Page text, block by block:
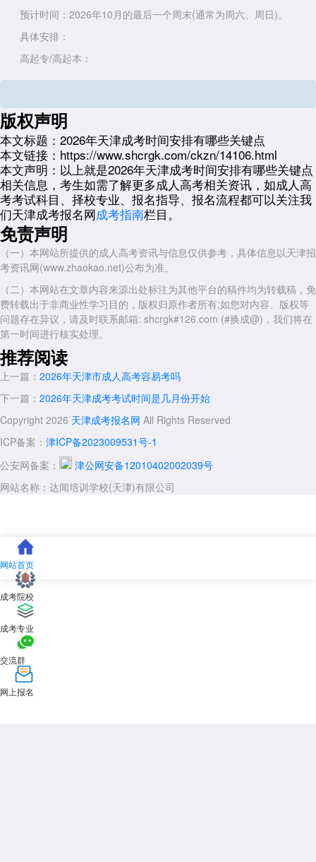
预计时间：2026年10月的最后一个周末(通常为周六、周日)。
具体安排：
高起专/高起本：
第一天上午：语文(9:00-11:00)
第二天上午：外语(9:00-11:00)
第二天下午(高起本)：史地综合(文科)或理化综合(理科)(14:30-
16:30)
专升本：
第一天上午：政治(9:00-11:30)
第一天下午：外语(14:30-17:00)
第二天上午或下午：专业基础课(具体时间以准考证为准)
注意事项：
考试时间全国统一，但具体日期可能因年份调整，需以准考证为准。
提前熟悉考场位置，规划好出行路线，避免迟到。
三、成绩查询与录取时间
成绩查询：
预计时间：考试后一个月左右(如2025年成绩查询时间为11月18日，
2026年可参考此时间节点)。
查询方式：登录天津市教育招生考试院官网或相关平台查询。
录取时间：
预计时间：2026年12月至次年5月上旬。
具体流程：
高起专/高起本录取：一般在12月完成，录取结果通过官网公布。
注意事项：
及时关注录取动态，未被录取的考生可关注补录信息。
录取后需按学校要求完成入学手续，逾期未报到者视为放弃资格。
四、其他关键时间节点
招生计划发布：
预计时间：2025年11月下旬至12月。
内容：包含招生院校、专业、人数及报考条件等，考生需仔细阅读以
版权声明
本文标题： 2026年天津成考时间安排有哪些关键点
本文链接： https://www.shcrgk.com/ckzn/14106.html
本文声明： 以上就是2026年天津成考时间安排有哪些关键点
相关信息，考生如需了解更多成人高考相关资讯，如成人高
考考试科目、择校专业、报名指导、报名流程都可以关注我
们天津成考报名网成考指南栏目。
免责声明
（一）本网站所提供的成人高考资讯与信息仅供参考，具体信息以天津招
考资讯网(www.zhaokao.net)公布为准。
（二）本网站在文章内容来源出处标注为其他平台的稿件均为转载稿，免
费转载出于非商业性学习目的，版权归原作者所有;如您对内容、版权等
问题存在异议，请及时联系邮箱: shcrgk#126.com (#换成@)，我们将在
第一时间进行核实处理。
推荐阅读
上一篇： 2026年天津市成人高考容易考吗
下一篇： 2026年天津成考考试时间是几月份开始
Copyright 2026 天津成考报名网 All Rights Reserved
ICP备案： 津ICP备2023009531号-1
公安网备案：
津公网安备12010402002039号
网站名称：达闻培训学校(天津)有限公司
网站首页
成考院校
成考专业
交流群
网上报名